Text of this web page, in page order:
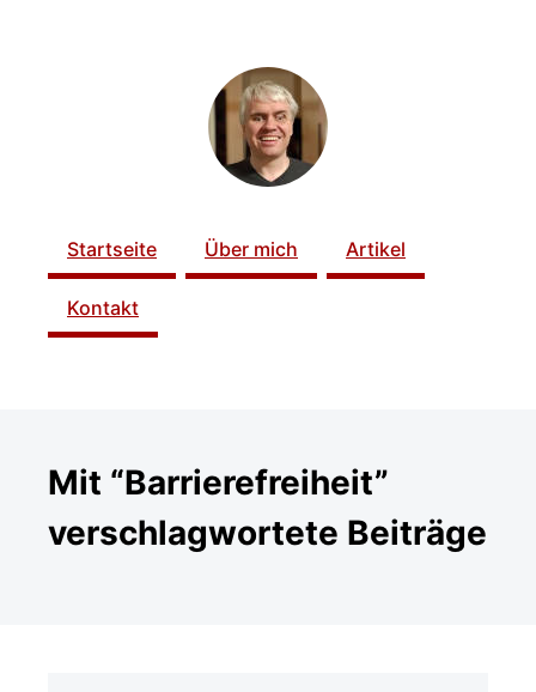
Startseite Über mich Artikel
Kontakt
Mit “Barrierefreiheit”
verschlagwortete Beiträge